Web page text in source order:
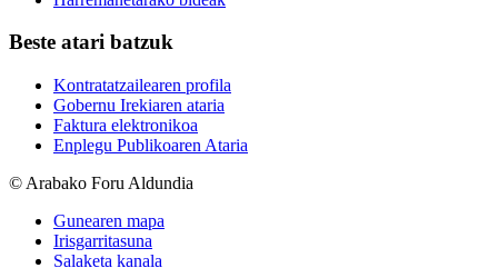
Beste atari batzuk
Kontratatzailearen profila
Gobernu Irekiaren ataria
Faktura elektronikoa
Enplegu Publikoaren Ataria
© Arabako Foru Aldundia
Gunearen mapa
Irisgarritasuna
Salaketa kanala